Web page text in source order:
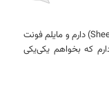
سؤال: من در صفحه‌گستردهٔ لیبره‌آفیس چند برگه (Sheet) دارم و مایلم فونت
که بخواهم یکی‌یکی